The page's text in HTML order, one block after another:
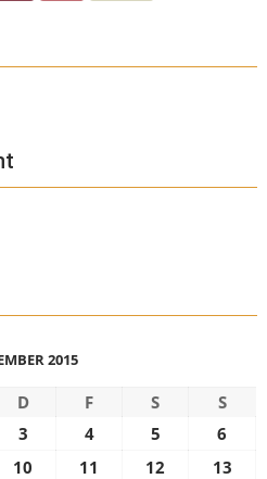
2015
D F S
S
3 4 5
6
10 11 12
13